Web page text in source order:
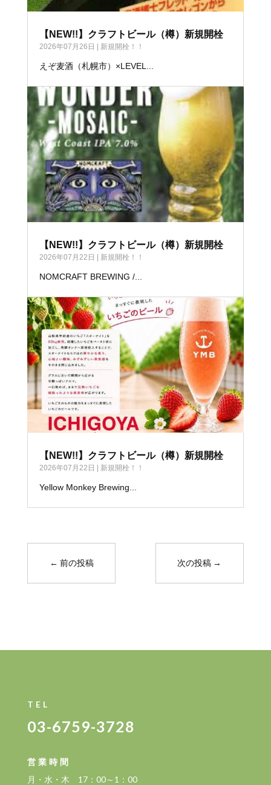
【NEW!!】クラフトビール（樽）新規開栓
2026年07月26日 | 新規開栓！！
えぞ麦酒（札幌市）×LEVEL...
【NEW!!】クラフトビール（樽）新規開栓
2026年07月22日 | 新規開栓！！
NOMCRAFT BREWING /...
【NEW!!】クラフトビール（樽）新規開栓
2026年07月22日 | 新規開栓！！
Yellow Monkey Brewing...
← 前の投稿 次の投稿 →
TEL
03-6759-3728
営業時間
月・水・木 17：00～1：00